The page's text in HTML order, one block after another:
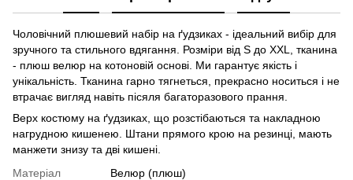
Чоловічний плюшевий набір на ґудзиках - ідеальний вибір для
зручного та стильного вдягання. Розміри від S до XXL, тканина
- плюш велюр на котоновій основі. Ми гарантує якість і
унікальність. Тканина гарно тягнеться, прекрасно носиться і не
втрачає вигляд навіть пісяля багаторазового прання.
Верх костюму на ґудзиках, що розстібаються та накладною
нагрудною кишенею. Штани прямого крою на резинці, мають
манжети знизу та дві кишені.
Матеріал
Велюр (плюш)